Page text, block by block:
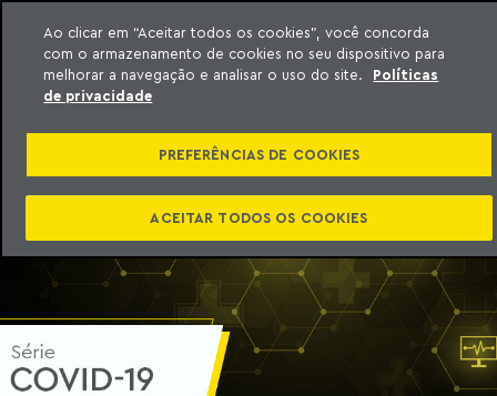
o conteúdo
Machado Meyer
Ao clicar em “Aceitar todos os cookies”, você concorda
com o armazenamento de cookies no seu dispositivo para
melhorar a navegação e analisar o uso do site.
Políticas
de privacidade
PREFERÊNCIAS DE COOKIES
ACEITAR TODOS OS COOKIES